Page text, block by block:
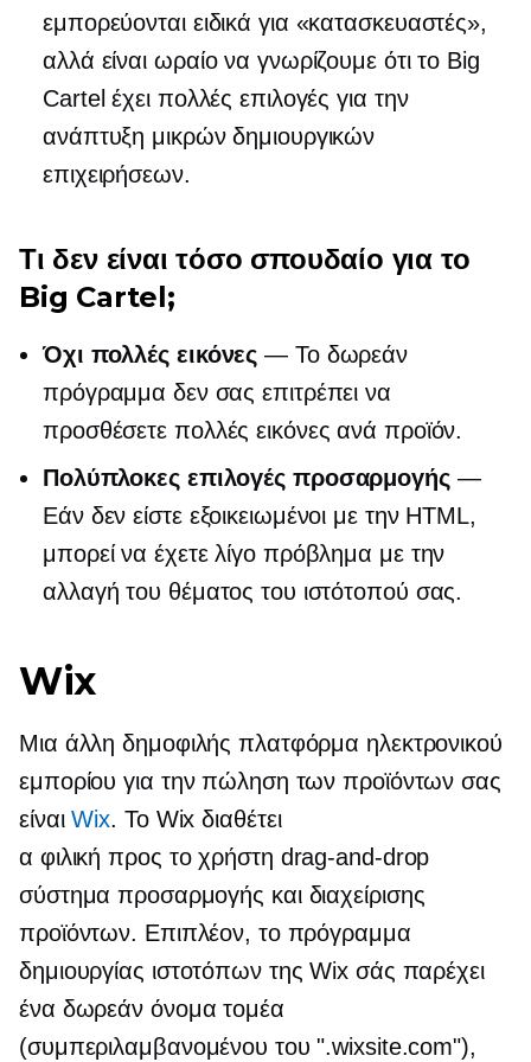
εμπορεύονται ειδικά για «κατασκευαστές»,
αλλά είναι ωραίο να γνωρίζουμε ότι το Big
Cartel έχει πολλές επιλογές για την
ανάπτυξη μικρών δημιουργικών
επιχειρήσεων.
Τι δεν είναι τόσο σπουδαίο για το
Big Cartel;
Όχι πολλές εικόνες — Το δωρεάν
πρόγραμμα δεν σας επιτρέπει να
προσθέσετε πολλές εικόνες ανά προϊόν.
Πολύπλοκες επιλογές προσαρμογής—
Εάν δεν είστε εξοικειωμένοι με την HTML,
μπορεί να έχετε λίγο πρόβλημα με την
αλλαγή του θέματος του ιστότοπού σας.
Wix
Μια άλλη δημοφιλής πλατφόρμα ηλεκτρονικού
εμπορίου για την πώληση των προϊόντων σας
είναιWix. Το Wix διαθέτει
α φιλική προς το χρήστη drag-and-drop
σύστημα προσαρμογής και διαχείρισης
προϊόντων. Επιπλέον, το πρόγραμμα
δημιουργίας ιστοτόπων της Wix σάς παρέχει
ένα δωρεάν όνομα τομέα
(συμπεριλαμβανομένου του ".wixsite.com"),